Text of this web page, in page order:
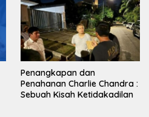
Penangkapan dan
Penahanan Charlie Chandra :
Sebuah Kisah Ketidakadilan